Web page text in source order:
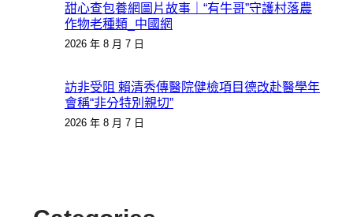
甜心查包養網圖片故事｜“有牛哥”守護村落農
作物老種類_中國網
2026 年 8 月 7 日
訪非受阻 賴清秀傳醫院健檢項目德改赴醫學年
會稱“非分特別親切”
2026 年 8 月 7 日